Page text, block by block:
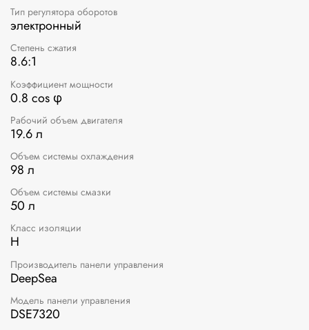
Тип регулятора оборотов
электронный
Степень сжатия
8.6:1
Коэффициент мощности
0.8 cos φ
Рабочий объем двигателя
19.6 л
Объем системы охлаждения
98 л
Объем системы смазки
50 л
Класс изоляции
H
Производитель панели управления
DeepSea
Модель панели управления
DSE7320